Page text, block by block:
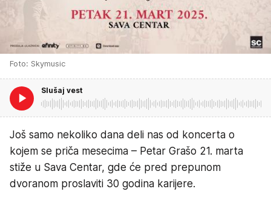
Foto: Skymusic
Slušaj vest
Još samo nekoliko dana deli nas od koncerta o
kojem se priča mesecima – Petar Grašo 21. marta
stiže u Sava Centar, gde će pred prepunom
dvoranom proslaviti 30 godina karijere.